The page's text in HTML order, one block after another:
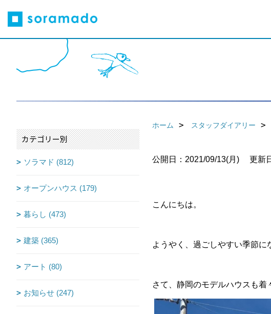
ホーム スタッフダイアリー
公開日：2021/09/13(月) 更新
こんにちは。
ようやく、過ごしやすい季節に
さて、静岡のモデルハウスも
カテゴリー別
ソラマド (812)
オープンハウス (179)
暮らし (473)
建築 (365)
アート (80)
お知らせ (247)